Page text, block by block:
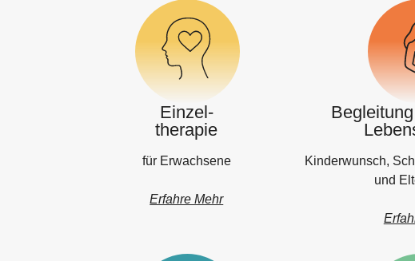
Einzel-
therapie
für Erwachsene
Erfahre Mehr
Kinderwunsch,
und